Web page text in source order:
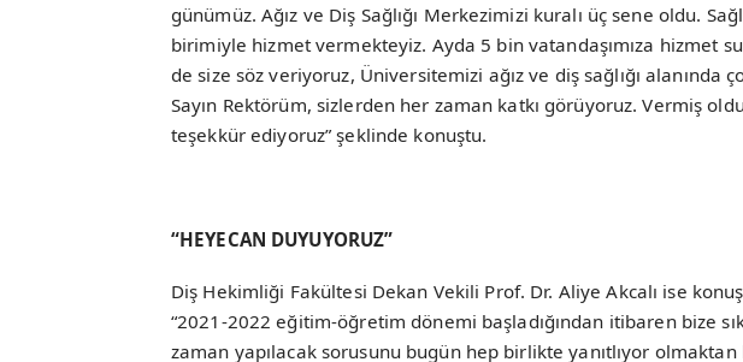
günümüz. Ağız ve Diş Sağlığı Merkezimizi kuralı üç sene oldu.
birimiyle hizmet vermekteyiz. Ayda 5 bin vatandaşımıza hizmet
de size söz veriyoruz, Üniversitemizi ağız ve diş sağlığı alanında
Sayın Rektörüm, sizlerden her zaman katkı görüyoruz. Vermiş
teşekkür ediyoruz” şeklinde konuştu.
“HEYECAN DUYUYORUZ”
Diş Hekimliği Fakültesi Dekan Vekili Prof. Dr. Aliye Akcalı ise
“2021-2022 eğitim-öğretim dönemi başladığından itibaren bize
zaman yapılacak sorusunu bugün hep birlikte yanıtlıyor